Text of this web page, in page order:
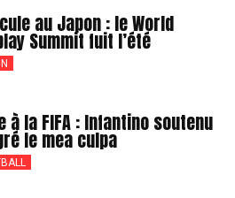
au Japon : le World
Summit fuit l’été
à la FIFA : Infantino soutenu
le mea culpa